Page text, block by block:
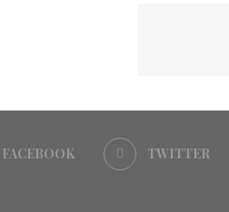
FACEBOOK TWITTER